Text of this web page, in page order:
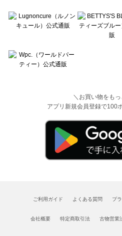
＼お買い物をも
アプリ新規会員登録で100
ご利用ガイド よくある質問 プ
会社概要 特定商取引法 古物営業